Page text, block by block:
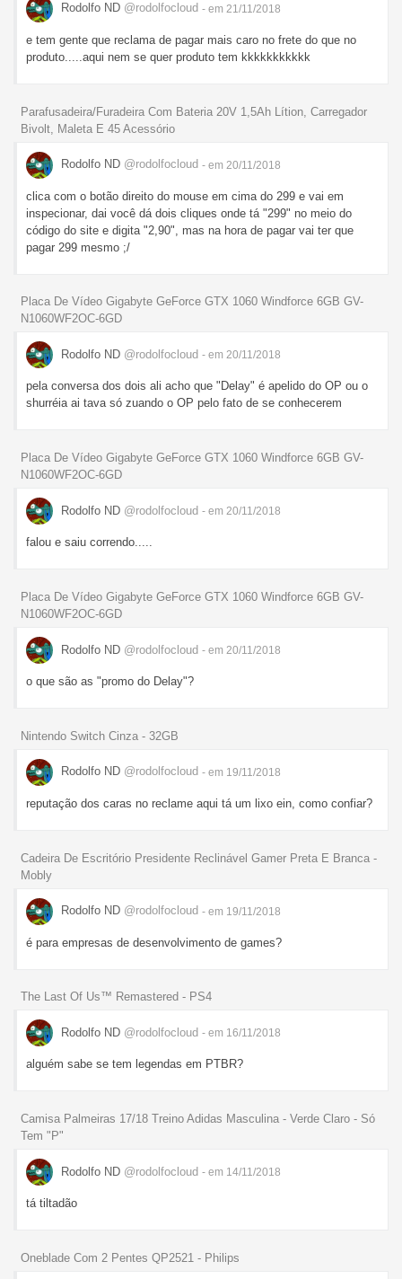
Rodolfo ND @rodolfocloud - em 21/11/2018
e tem gente que reclama de pagar mais caro no frete do que no
produto.....aqui nem se quer produto tem kkkkkkkkkkk
Parafusadeira/Furadeira Com Bateria 20V 1,5Ah Lítion, Carregador
Bivolt, Maleta E 45 Acessório
Rodolfo ND @rodolfocloud - em 20/11/2018
clica com o botão direito do mouse em cima do 299 e vai em
inspecionar, dai você dá dois cliques onde tá "299" no meio do
código do site e digita "2,90", mas na hora de pagar vai ter que
pagar 299 mesmo ;/
Placa De Vídeo Gigabyte GeForce GTX 1060 Windforce 6GB GV-
N1060WF2OC-6GD
Rodolfo ND @rodolfocloud - em 20/11/2018
pela conversa dos dois ali acho que "Delay" é apelido do OP ou o
shurréia ai tava só zuando o OP pelo fato de se conhecerem
Placa De Vídeo Gigabyte GeForce GTX 1060 Windforce 6GB GV-
N1060WF2OC-6GD
Rodolfo ND @rodolfocloud - em 20/11/2018
falou e saiu correndo.....
Placa De Vídeo Gigabyte GeForce GTX 1060 Windforce 6GB GV-
N1060WF2OC-6GD
Rodolfo ND @rodolfocloud - em 20/11/2018
o que são as "promo do Delay"?
Nintendo Switch Cinza - 32GB
Rodolfo ND @rodolfocloud - em 19/11/2018
reputação dos caras no reclame aqui tá um lixo ein, como confiar?
Cadeira De Escritório Presidente Reclinável Gamer Preta E Branca -
Mobly
Rodolfo ND @rodolfocloud - em 19/11/2018
é para empresas de desenvolvimento de games?
The Last Of Us™ Remastered - PS4
Rodolfo ND @rodolfocloud - em 16/11/2018
alguém sabe se tem legendas em PTBR?
Camisa Palmeiras 17/18 Treino Adidas Masculina - Verde Claro - Só
Tem "P"
Rodolfo ND @rodolfocloud - em 14/11/2018
tá tiltadão
Oneblade Com 2 Pentes QP2521 - Philips